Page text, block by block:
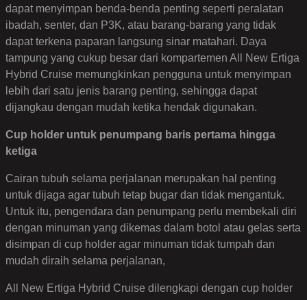
dapat menyimpan benda-benda penting seperti peralatan
ibadah, senter, dan P3K, atau barang-barang yang tidak
dapat terkena paparan langsung sinar matahari. Daya
tampung yang cukup besar dari kompartemen All New Ertiga
Hybrid Cruise memungkinkan pengguna untuk menyimpan
lebih dari satu jenis barang penting, sehingga dapat
dijangkau dengan mudah ketika hendak digunakan.
Cup holder untuk penumpang baris pertama hingga
ketiga
Cairan tubuh selama perjalanan merupakan hal penting
untuk dijaga agar tubuh tetap bugar dan tidak mengantuk.
Untuk itu, pengendara dan penumpang perlu membekali diri
dengan minuman yang dikemas dalam botol atau gelas serta
disimpan di cup holder agar minuman tidak tumpah dan
mudah diraih selama perjalanan,
All New Ertiga Hybrid Cruise dilengkapi dengan cup holder